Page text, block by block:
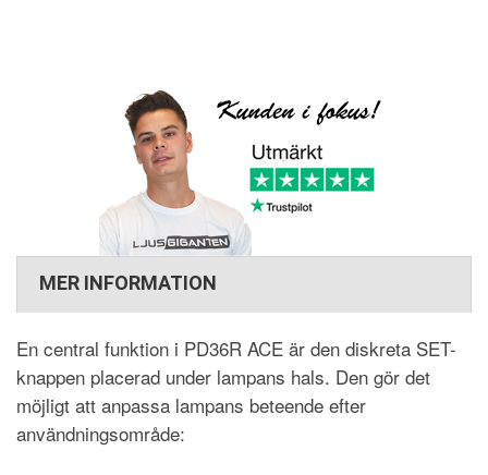
MER INFORMATION
En central funktion i PD36R ACE är den diskreta SET-
knappen placerad under lampans hals. Den gör det
möjligt att anpassa lampans beteende efter
användningsområde: